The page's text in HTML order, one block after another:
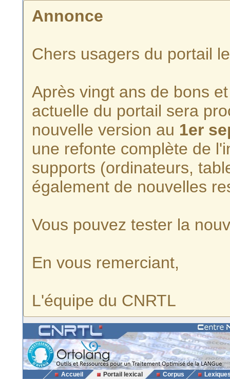
Annonce
Chers usagers du portail
Après vingt ans de bons
actuelle du portail sera
nouvelle version au 1er
une refonte complète de
supports (ordinateurs,
également de nouvelles
Vous pouvez tester la
En vous remerciant,
L'équipe du CNRTL
Accueil Portail lexical Corpus